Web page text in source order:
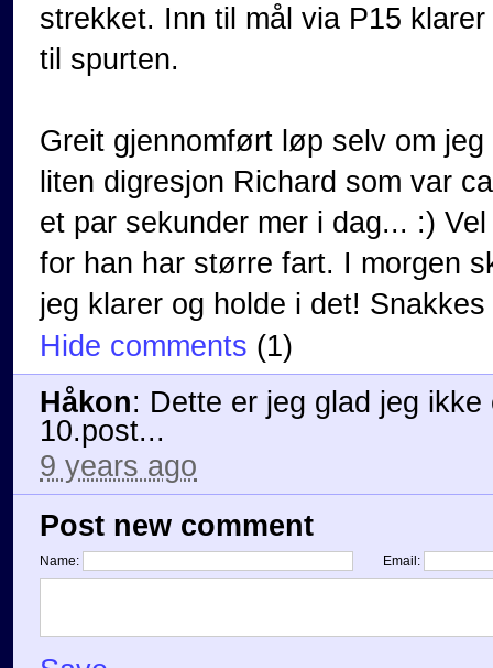
strekket. Inn til mål via P15
til spurten.
Greit gjennomført løp selv om
liten digresjon Richard som var
et par sekunder mer i dag... :)
for han har større fart. I morgen
jeg klarer og holde i det!
Hide comments (1)
Håkon: Dette er jeg glad jeg
10.post...
9 years ago
Post new comment
Name: Email: